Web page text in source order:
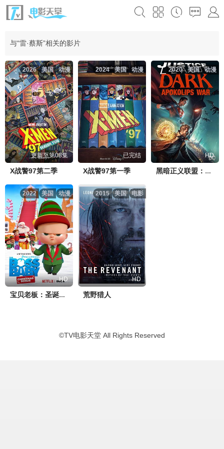
与“雷·蔡斯”相关的影片
动漫
美国
2026
更新至第08集
X战警97第二季
动漫
美国
2024
已完结
X战警97第一季
动漫
美国
2020
HD
黑暗正义联盟：天启星战争
动漫
美国
2022
HD
宝贝老板：圣诞红利
电影
美国
2015
HD
荒野猎人
©TV电影天堂 All Rights Reserved